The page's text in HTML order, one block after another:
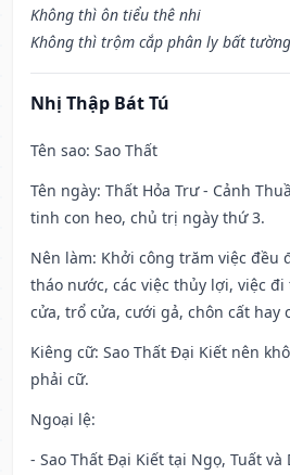
Không thì ôn tiểu thê nhi
Không thì trộm cắp phân ly bất
Nhị Thập Bát Tú
Tên sao: Sao Thất
Tên ngày: Thất Hỏa Trư - Cảnh
tinh con heo, chủ trị ngày thứ 3.
Nên làm: Khởi công trăm việc đều
tháo nước, các việc thủy lợi, việc đi
cửa, trổ cửa, cưới gả, chôn cất hay
Kiêng cữ: Sao Thất Đại Kiết nên
phải cữ.
Ngoại lệ:
- Sao Thất Đại Kiết tại Ngọ, Tuất